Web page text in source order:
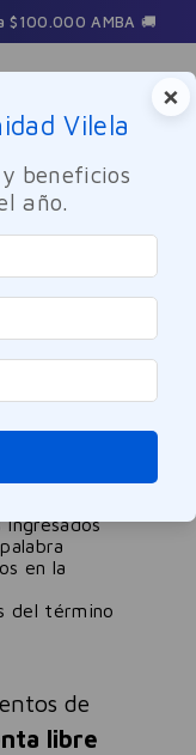
$100.000 AMBA 🚚
para
en la
del término
de
libre
×
Vilela
beneficios
año.